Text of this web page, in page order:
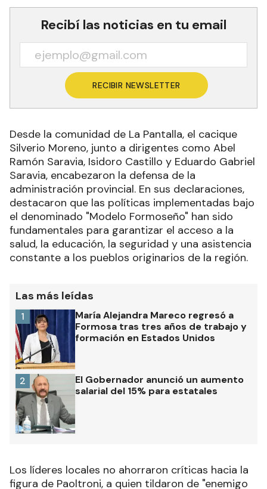
Recibí las noticias en tu email
RECIBIR NEWSLETTER
Desde la comunidad de La Pantalla, el cacique
Silverio Moreno, junto a dirigentes como Abel
Ramón Saravia, Isidoro Castillo y Eduardo Gabriel
Saravia, encabezaron la defensa de la
administración provincial. En sus declaraciones,
destacaron que las políticas implementadas bajo
el denominado "Modelo Formoseño" han sido
fundamentales para garantizar el acceso a la
salud, la educación, la seguridad y una asistencia
constante a los pueblos originarios de la región.
Las más leídas
María Alejandra Mareco regresó a
Formosa tras tres años de trabajo y
formación en Estados Unidos
1
El Gobernador anunció un aumento
salarial del 15% para estatales
2
Los líderes locales no ahorraron críticas hacia la
figura de Paoltroni, a quien tildaron de "enemigo